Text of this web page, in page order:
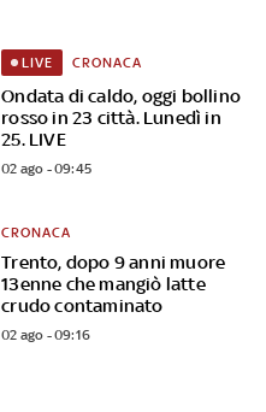
Ondata di caldo, oggi bollino
rosso in 23 città. Lunedì in
25. LIVE
LIVE CRONACA
02 ago - 09:45
Trento, dopo 9 anni muore
13enne che mangiò latte
crudo contaminato
CRONACA
02 ago - 09:16